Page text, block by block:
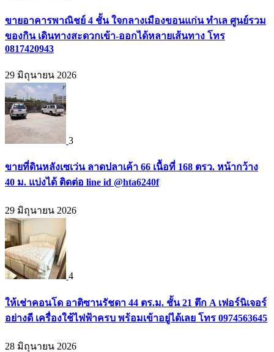
ขายอาคารพาณิชย์ 4 ชั้น ใจกลางเมืองขอนแก่น ทำเล ศูนย์รวม
ของกิน เดินทางสะดวกเข้า-ออกได้หลายเส้นทาง โทร
0817420943
29 มิถุนายน 2026
3
ขายที่ดินหลังเซเว่น ลาดปลาเค้า 66 เนื้อที่ 168 ตรว. หน้ากว้าง
40 ม. แบ่งได้ ติดต่อ line id @hta6240f
29 มิถุนายน 2026
4
ให้เช่าคอนโด อาติซานรัชดา 44 ตร.ม. ชั้น 21 ตึก A เฟอร์นิเจอร์
อย่างดี เครื่องใช้ไฟฟ้าครบ พร้อมเข้าอยู่ได้เลย โทร 0974563645
28 มิถุนายน 2026